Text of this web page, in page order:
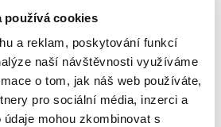
používá cookies
a reklam, poskytování funkcí
naší návštěvnosti využíváme
o tom, jak náš web používáte,
pro sociální média, inzerci a
mohou zkombinovat s